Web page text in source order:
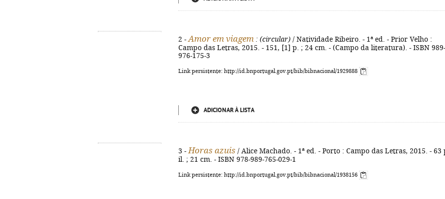
2 - Amor em viagem : (circular) / Natividade Ribeiro. - 1ª ed. - Prior Velho :
Campo das Letras, 2015. - 151, [1] p. ; 24 cm. - (Campo da literatura). - ISBN 989-
976-175-3
Link persistente: http://id.bnportugal.gov.pt/bib/bibnacional/1929888
ADICIONAR À LISTA
3 - Horas azuis / Alice Machado. - 1ª ed. - Porto : Campo das Letras, 2015. - 63
il. ; 21 cm. - ISBN 978-989-765-029-1
Link persistente: http://id.bnportugal.gov.pt/bib/bibnacional/1938156